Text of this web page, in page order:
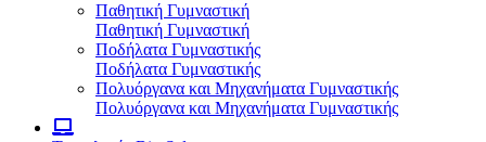
Παθητική Γυμναστική
Παθητική Γυμναστική
Ποδήλατα Γυμναστικής
Ποδήλατα Γυμναστικής
Πολυόργανα και Μηχανήματα Γυμναστικής
Πολυόργανα και Μηχανήματα Γυμναστικής